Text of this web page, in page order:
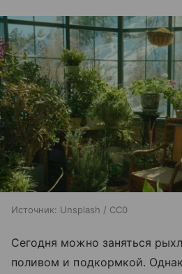
Источник: Unsplash / CC0
Сегодня можно заняться
поливом и подкормкой.